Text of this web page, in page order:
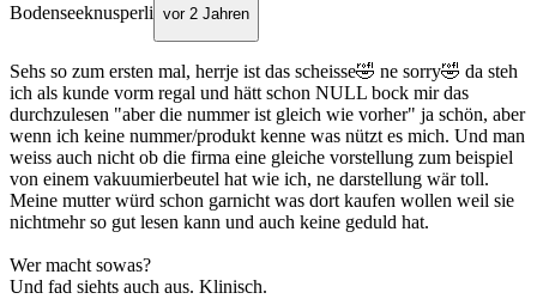
Bodenseeknusperli vor 2 Jahren
Sehs so zum ersten mal, herrje ist das scheisse🤣 ne sorry🤣 da steh
ich als kunde vorm regal und hätt schon NULL bock mir das
durchzulesen "aber die nummer ist gleich wie vorher" ja schön, aber
wenn ich keine nummer/produkt kenne was nützt es mich. Und man
weiss auch nicht ob die firma eine gleiche vorstellung zum beispiel
von einem vakuumierbeutel hat wie ich, ne darstellung wär toll.
Meine mutter würd schon garnicht was dort kaufen wollen weil sie
nichtmehr so gut lesen kann und auch keine geduld hat.
Wer macht sowas?
Und fad siehts auch aus. Klinisch.